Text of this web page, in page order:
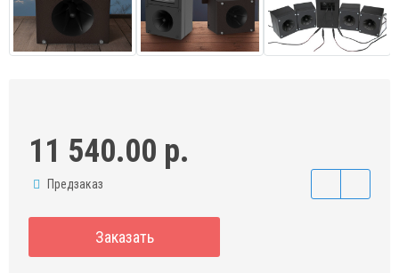
11 540.00 р.
Предзаказ
Заказать